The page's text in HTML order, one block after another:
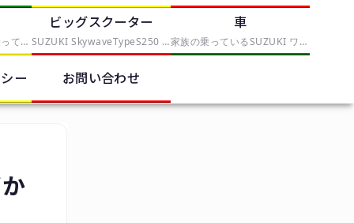
これまでママチャリに乗っていたが、偶然近くのスポーツバイクを取り扱う中古店で見つけたESCAPE R3を衝動買いしたことから、初心者自転車乗りになりました。クロスバイクの調整や整備を記録していくカテゴリー
ビッグスクーター
SUZUKI SkywaveTypeS250 スカイウェイブ CJ-43Aを中心に記事を書いていきます。
車
家族の乗っているSUZUKI ワゴンRスティングレー MH22Sを中心に記事を書いていきます。
ー お問い合わせ